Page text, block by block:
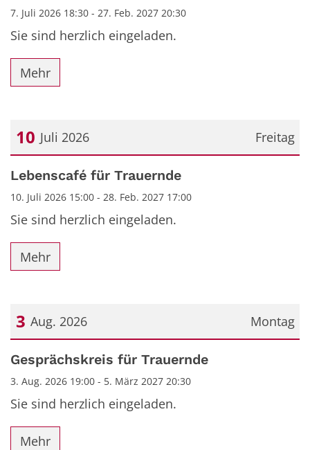
7. Juli 2026 18:30 - 27. Feb. 2027 20:30
Sie sind herzlich eingeladen.
Mehr
Freitag
10 Juli 2026
Datum: 10. Juli 2026
Lebenscafé für Trauernde
10. Juli 2026 15:00 - 28. Feb. 2027 17:00
Sie sind herzlich eingeladen.
Mehr
Montag
3 Aug. 2026
Datum: 3. August 2026
Gesprächskreis für Trauernde
3. Aug. 2026 19:00 - 5. März 2027 20:30
Sie sind herzlich eingeladen.
Mehr